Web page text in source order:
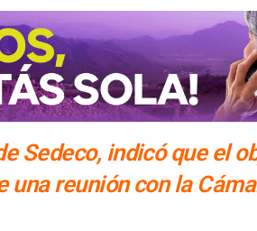
Sedeco, indicó que el
reunión con la